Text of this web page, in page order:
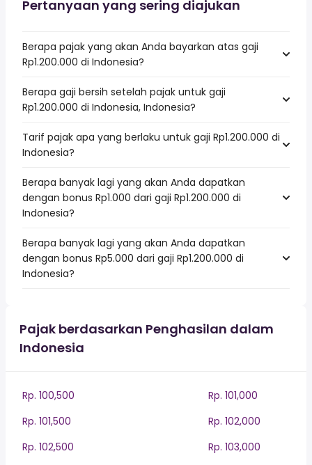
Pertanyaan yang sering diajukan
Berapa pajak yang akan Anda bayarkan atas gaji
Rp1.200.000 di Indonesia?
Berapa gaji bersih setelah pajak untuk gaji
Rp1.200.000 di Indonesia, Indonesia?
Tarif pajak apa yang berlaku untuk gaji Rp1.200.000 di
Indonesia?
Berapa banyak lagi yang akan Anda dapatkan
dengan bonus Rp1.000 dari gaji Rp1.200.000 di
Indonesia?
Berapa banyak lagi yang akan Anda dapatkan
dengan bonus Rp5.000 dari gaji Rp1.200.000 di
Indonesia?
Pajak berdasarkan Penghasilan dalam
Indonesia
Rp. 100,500
Rp. 101,000
Rp. 101,500
Rp. 102,000
Rp. 102,500
Rp. 103,000